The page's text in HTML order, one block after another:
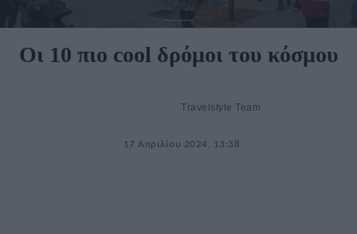
Οι 10 πιο cool δρόμοι του κόσμου
Travelstyle Team
17 Απριλίου 2024, 13:38